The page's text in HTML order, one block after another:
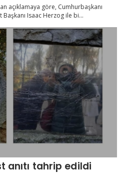
açıklamaya göre, Cumhurbaşkanı
Isaac Herzog ile bi...
anıtı tahrip edildi